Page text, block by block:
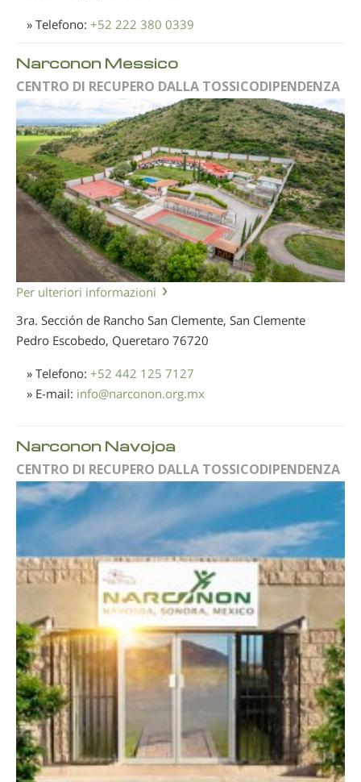
» Telefono: +52 222 380 0339
Narconon Messico
CENTRO DI RECUPERO DALLA TOSSICODIPENDENZA
Per ulteriori informazioni
3ra. Sección de Rancho San Clemente, San Clemente
Pedro Escobedo, Queretaro 76720
» Telefono: +52 442 125 7127
» E-mail: info@narconon.org.mx
Narconon Navojoa
CENTRO DI RECUPERO DALLA TOSSICODIPENDENZA